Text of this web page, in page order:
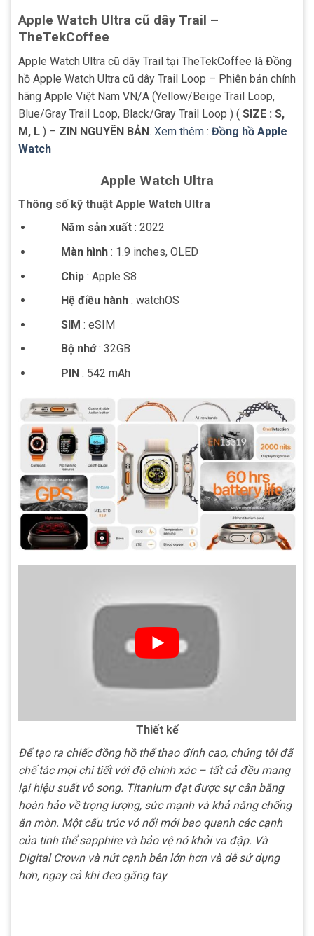
Apple Watch Ultra cũ dây Trail –
TheTekCoffee
Apple Watch Ultra cũ dây Trail tại TheTekCoffee là Đồng
hồ Apple Watch Ultra cũ dây Trail Loop – Phiên bản chính
hãng Apple Việt Nam VN/A (Yellow/Beige Trail Loop,
Blue/Gray Trail Loop, Black/Gray Trail Loop ) ( SIZE : S,
M, L ) – ZIN NGUYÊN BẢN. Xem thêm : Đồng hồ Apple
Watch
Apple Watch Ultra
Thông số kỹ thuật Apple Watch Ultra
Năm sản xuất: 2022
Màn hình: 1.9 inches, OLED
Chip: Apple S8
Hệ điều hành: watchOS
SIM : eSIM
Bộ nhớ: 32GB
PIN: 542 mAh
Thiết kế
Để tạo ra chiếc đồng hồ thể thao đỉnh cao, chúng tôi đã
chế tác mọi chi tiết với độ chính xác – tất cả đều mang
lại hiệu suất vô song. Titanium đạt được sự cân bằng
hoàn hảo về trọng lượng, sức mạnh và khả năng chống
ăn mòn. Một cấu trúc vỏ nổi mới bao quanh các cạnh
của tinh thể sapphire và bảo vệ nó khỏi va đập. Và
Digital Crown và nút cạnh bên lớn hơn và dễ sử dụng
hơn, ngay cả khi đeo găng tay